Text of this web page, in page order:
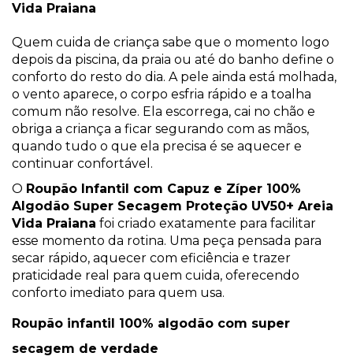
Vida Praiana
Quem cuida de criança sabe que o momento logo
depois da piscina, da praia ou até do banho define o
conforto do resto do dia. A pele ainda está molhada,
o vento aparece, o corpo esfria rápido e a toalha
comum não resolve. Ela escorrega, cai no chão e
obriga a criança a ficar segurando com as mãos,
quando tudo o que ela precisa é se aquecer e
continuar confortável.
O Roupão Infantil com Capuz e Zíper 100%
Algodão Super Secagem Proteção UV50+ Areia
Vida Praiana foi criado exatamente para facilitar
esse momento da rotina. Uma peça pensada para
secar rápido, aquecer com eficiência e trazer
praticidade real para quem cuida, oferecendo
conforto imediato para quem usa.
Roupão infantil 100% algodão com super
secagem de verdade